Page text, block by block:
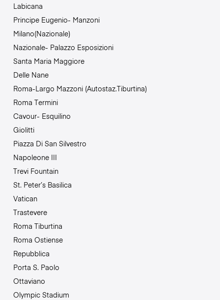
Labicana
Principe Eugenio- Manzoni
Milano(Nazionale)
Nazionale- Palazzo Esposizioni
Santa Maria Maggiore
Delle Nane
Roma-Largo Mazzoni (Autostaz.Tiburtina)
Roma Termini
Cavour- Esquilino
Giolitti
Piazza Di San Silvestro
Napoleone III
Trevi Fountain
St. Peter’s Basilica
Vatican
Trastevere
Roma Tiburtina
Roma Ostiense
Repubblica
Porta S. Paolo
Ottaviano
Olympic Stadium